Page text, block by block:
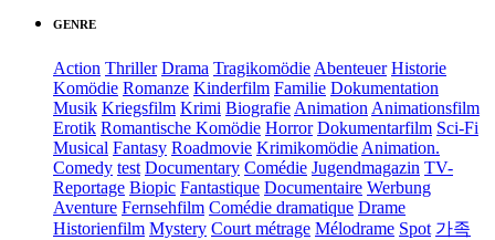
GENRE
Action Thriller Drama TragikomödieAbenteuer Historie
Komödie Romanze Kinderfilm Familie Dokumentation
Musik Kriegsfilm Krimi BiografieAnimationAnimationsfilm
Erotik Romantische Komödie Horror Dokumentarfilm Sci-Fi
Musical Fantasy Roadmovie KrimikomödieAnimation.
Comedy test Documentary Comédie Jugendmagazin TV-
Reportage Biopic Fantastique Documentaire Werbung
Aventure Fernsehfilm Comédie dramatique Drame
Historienfilm Mystery Court métrage Mélodrame Spot 가족